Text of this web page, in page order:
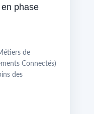
phase
de
Connectés)
des